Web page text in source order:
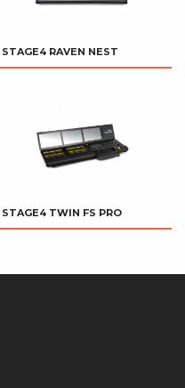
STAGE4 RAVEN NEST
STAGE4 TWIN FS PRO